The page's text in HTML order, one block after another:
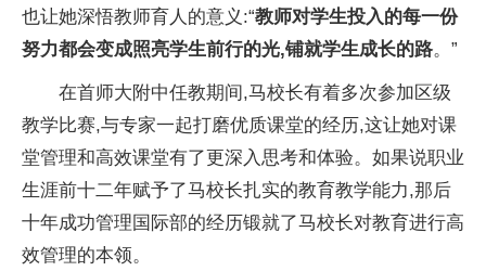
也让她深悟教师育人的意义:“教师对学生投入的每一份
努力都会变成照亮学生前行的光,铺就学生成长的路。”
在首师大附中任教期间,马校长有着多次参加区级
教学比赛,与专家一起打磨优质课堂的经历,这让她对课
堂管理和高效课堂有了更深入思考和体验。如果说职业
生涯前十二年赋予了马校长扎实的教育教学能力,那后
十年成功管理国际部的经历锻就了马校长对教育进行高
效管理的本领。